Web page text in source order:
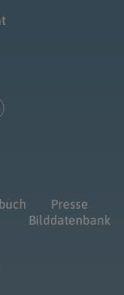
Presse
Bilddatenbank